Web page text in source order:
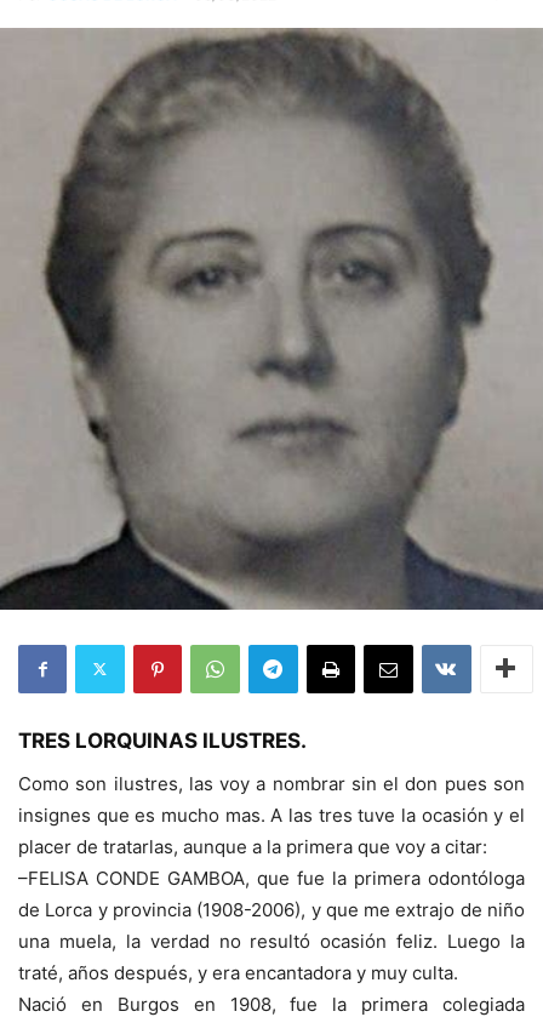
TRES LORQUINAS ILUSTRES.
Como son ilustres, las voy a nombrar sin el don pues son
insignes que es mucho mas. A las tres tuve la ocasión y el
placer de tratarlas, aunque a la primera que voy a citar:
–FELISA CONDE GAMBOA, que fue la primera odontóloga
de Lorca y provincia (1908-2006), y que me extrajo de niño
una muela, la verdad no resultó ocasión feliz. Luego la
traté, años después, y era encantadora y muy culta.
Nació en Burgos en 1908, fue la primera colegiada